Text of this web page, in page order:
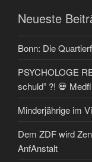
Neueste
Bonn: Die
PSYCHOLOGE
schuld” ?! 💀
Minderjährige im
Dem ZDF wird
AnfAnstalt